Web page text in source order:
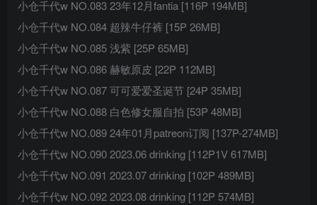
小仓千代w NO.083 23年12月fantia [116P 194MB]
小仓千代w NO.084 超辣牛仔裤 [15P 26MB]
小仓千代w NO.085 浅紫 [25P 65MB]
小仓千代w NO.086 赫敏原皮 [22P 112MB]
小仓千代w NO.087 可可爱爱圣诞节 [24P 35MB]
小仓千代w NO.088 白色修女服自拍 [53P 48MB]
小仓千代w NO.089 24年01月patreon订阅 [137P-274MB]
小仓千代w NO.090 2023.06 drinking [112P1V 617MB]
小仓千代w NO.091 2023.07 drinking [102P 489MB]
小仓千代w NO.092 2023.08 drinking [112P 574MB]